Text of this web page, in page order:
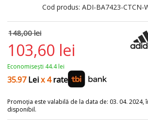
Cod produs: ADI-BA7423-CTCN-
103,60 lei
148,00 lei
Economisești 44.4 lei
35.97Leix 4rate
Promoția este valabilă de la data de: 03. 04. 2024,
disponibil.